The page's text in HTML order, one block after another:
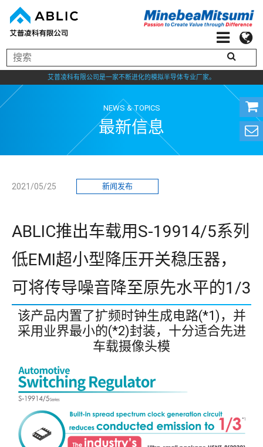
艾普凌科有限公司是一家不断进化的模拟半导体专业厂家。
NEWS & TOPICS
最新信息
2021/05/25 新闻发布
ABLIC推出车载用S-19914/5系列
低EMI超小型降压开关稳压器，
可将传导噪音降至原先水平的1/3
该产品内置了扩频时钟生成电路(*1)，并
采用业界最小的(*2)封装，十分适合先进
车载摄像头模